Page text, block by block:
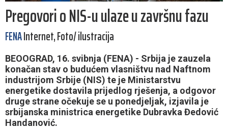
Pregovori o NIS-u ulaze u završnu fazu
FENAInternet, Foto/ ilustracija
BEOOGRAD, 16. svibnja (FENA) - Srbija je zauzela
konačan stav o budućem vlasništvu nad Naftnom
industrijom Srbije (NIS) te je Ministarstvu
energetike dostavila prijedlog rješenja, a odgovor
druge strane očekuje se u ponedjeljak, izjavila je
srbijanska ministrica energetike Dubravka Đedović
Handanović.